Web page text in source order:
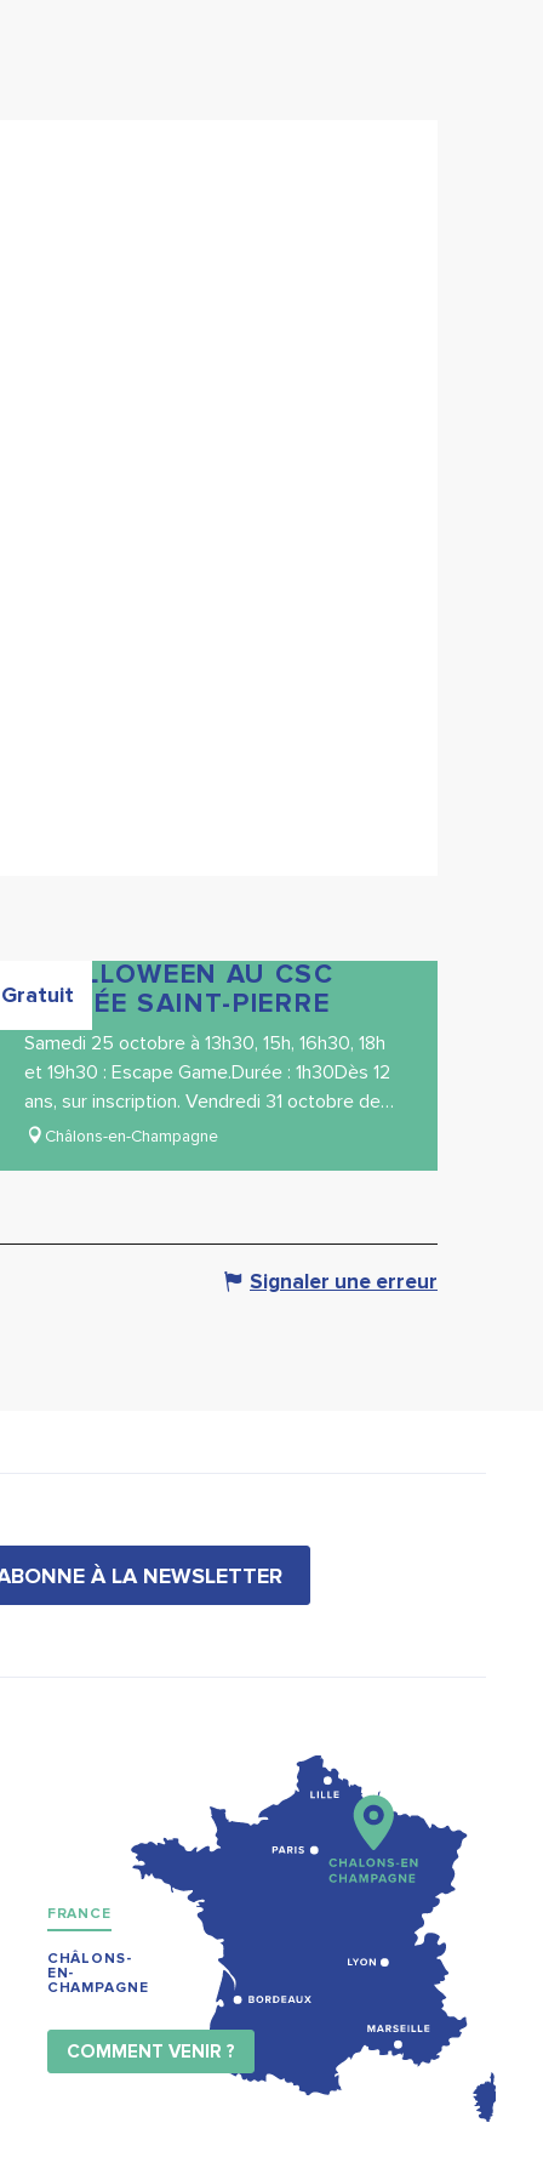
Gratuit
CHALLOWEEN AU CSC
VALLÉE SAINT-PIERRE
Samedi 25 octobre à 13h30, 15h, 16h30, 18h
et 19h30 : Escape Game.Durée : 1h30Dès 12
ans, sur inscription. Vendredi 31 octobre de
19h à 22h : Bal des Horreurs.Atelier...
Châlons-en-Champagne
Signaler une erreur
À LA NEWSLETTER
FRANCE
CHÂLONS-
EN-
CHAMPAGNE
COMMENT VENIR ?